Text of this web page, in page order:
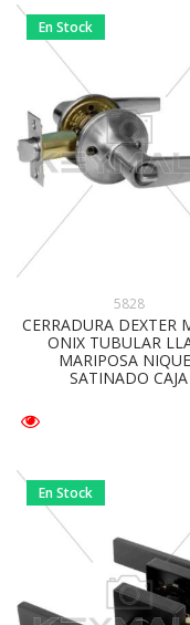
En Stock
5828
CERRADURA DEXTER
ONIX TUBULAR
MARIPOSA
SATINADO CAJA
En Stock